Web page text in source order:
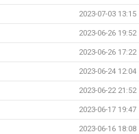
2023-07-03 13:15
2023-06-26 19:52
2023-06-26 17:22
2023-06-24 12:04
2023-06-22 21:52
2023-06-17 19:47
2023-06-16 18:08